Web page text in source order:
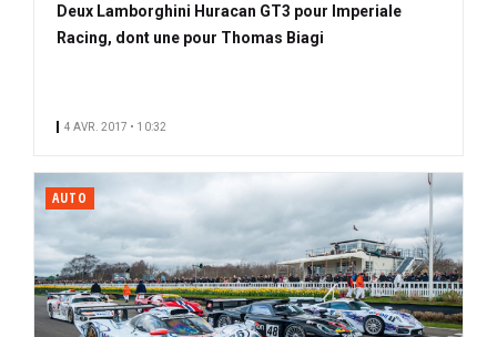
Deux Lamborghini Huracan GT3 pour Imperiale
Racing, dont une pour Thomas Biagi
4 AVR. 2017 • 10:32
AUTO